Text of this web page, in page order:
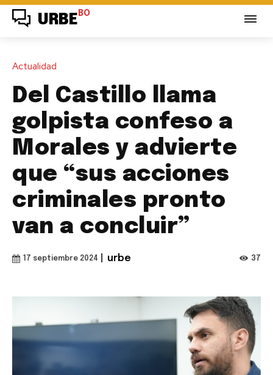
URBE BO
Actualidad
Del Castillo llama
golpista confeso a
Morales y advierte
que “sus acciones
criminales pronto
van a concluir”
17 septiembre 2024 urbe 37